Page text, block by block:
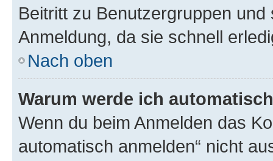
Beitritt zu Benutzergruppen
Anmeldung, da sie schnell
Nach oben
Warum werde ich
Wenn du beim Anmelden das
automatisch anmelden“ nicht